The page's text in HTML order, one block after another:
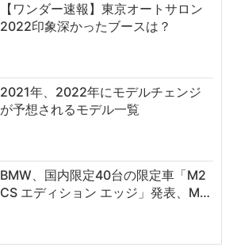
【ワンダー速報】東京オートサロン
2022印象深かったブースは？
2021年、2022年にモデルチェンジ
が予想されるモデル一覧
BMW、国内限定40台の限定車「M2
CS エディション エッジ」発表、M…